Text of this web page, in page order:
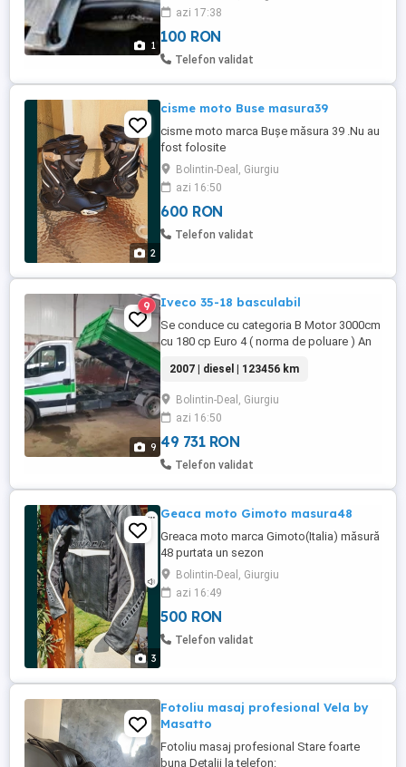
1
în București și alte orașe. detalii la telefon.
azi 17:38
100 RON
Telefon validat
2
cisme moto Buse masura39
cisme moto marca Bușe măsura 39 .Nu au
fost folosite
Bolintin-Deal, Giurgiu
azi 16:50
600 RON
Telefon validat
9
9 Iveco 35-18 basculabil
Se conduce cu categoria B Motor 3000cm
cu 180 cp Euro 4 ( norma de poluare ) An
CU ULTIMUL PRET !!
2007 | diesel | 123456 km
Bolintin-Deal, Giurgiu
azi 16:50
49 731 RON
Telefon validat
3
Geaca moto Gimoto masura48
Greaca moto marca Gimoto(Italia) măsură
48 purtata un sezon
Bolintin-Deal, Giurgiu
azi 16:49
500 RON
Telefon validat
Fotoliu masaj profesional Vela by
Masatto
Fotoliu masaj profesional Stare foarte
buna Detalii la telefon: